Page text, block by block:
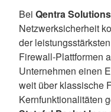
Bei Qentra Solutions
Netzwerksicherheit
der
Firewall-Plattformen
Unternehmen einen
weit über klassische
Kernfunktionalitäten